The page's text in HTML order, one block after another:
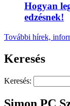
Hogyan
edzésnek!
További hírek,
Keresés
Keresés:
Simon PC